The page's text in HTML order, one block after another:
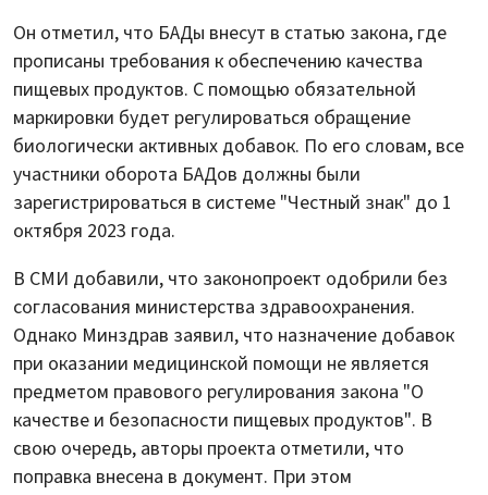
Он отметил, что БАДы внесут в статью закона, где
прописаны требования к обеспечению качества
пищевых продуктов. С помощью обязательной
маркировки будет регулироваться обращение
биологически активных добавок. По его словам, все
участники оборота БАДов должны были
зарегистрироваться в системе "Честный знак" до 1
октября 2023 года.
В СМИ добавили, что законопроект одобрили без
согласования министерства здравоохранения.
Однако Минздрав заявил, что назначение добавок
при оказании медицинской помощи не является
предметом правового регулирования закона "О
качестве и безопасности пищевых продуктов". В
свою очередь, авторы проекта отметили, что
поправка внесена в документ. При этом